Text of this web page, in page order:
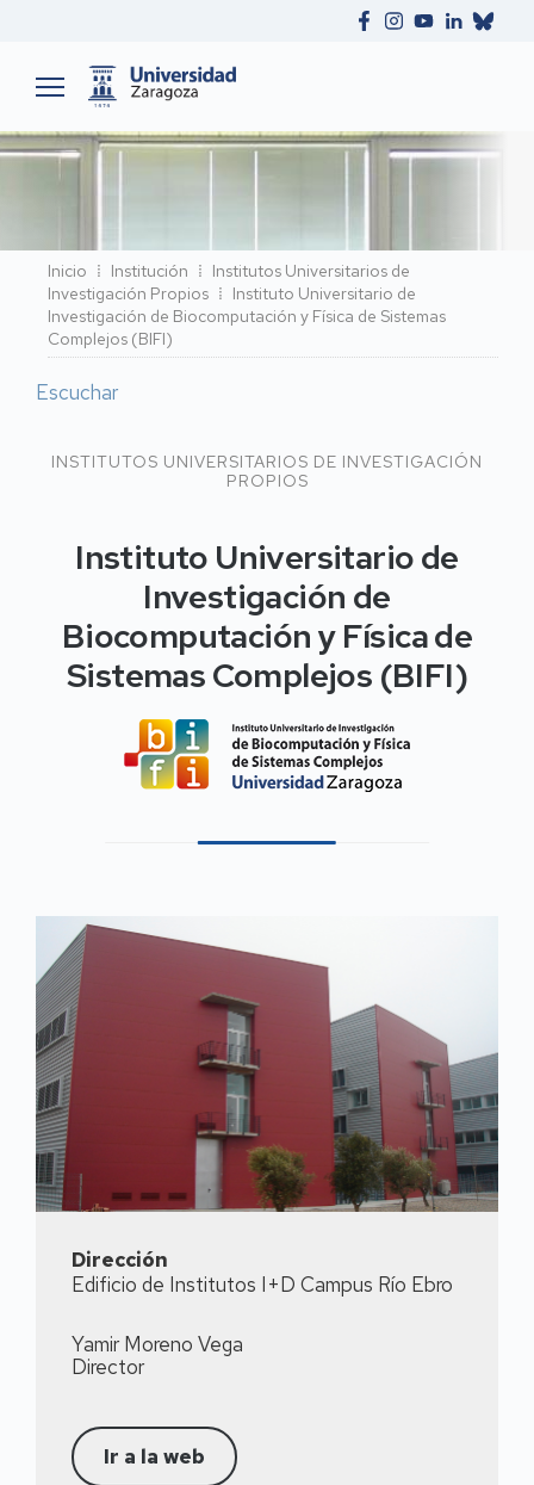
Ruta
de
navegación
Inicio Institución
Institutos Universitarios de
Investigación Propios
Instituto Universitario de
Investigación de Biocomputación y Física de Sistemas
Complejos (BIFI)
Escuchar
INSTITUTOS UNIVERSITARIOS DE INVESTIGACIÓN
PROPIOS
Instituto Universitario de
Investigación de
Biocomputación y Física de
Sistemas Complejos (BIFI)
Dirección
Edificio de Institutos I+D Campus Río Ebro
Yamir Moreno Vega
Director
Ir a la web